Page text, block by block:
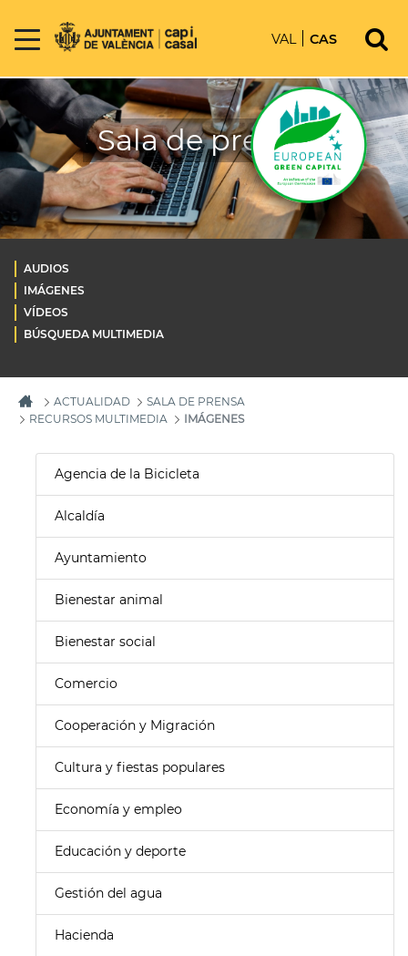
VAL CAS
Sala de prensa
AUDIOS
IMÁGENES
VÍDEOS
BÚSQUEDA MULTIMEDIA
ACTUALIDAD
SALA DE PRENSA
RECURSOS MULTIMEDIA
IMÁGENES
Agencia de la Bicicleta
Alcaldía
Ayuntamiento
Bienestar animal
Bienestar social
Comercio
Cooperación y Migración
Cultura y fiestas populares
Economía y empleo
Educación y deporte
Gestión del agua
Hacienda